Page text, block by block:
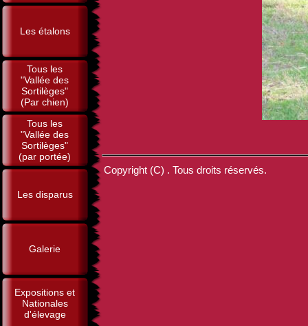
Les étalons
Tous les
"Vallée des
Sortilèges"
(Par chien)
Tous les
"Vallée des
Sortilèges"
(par portée)
Les disparus
Galerie
Expositions et
Nationales
d'élevage
Copyright (C) . Tous droits réservés.